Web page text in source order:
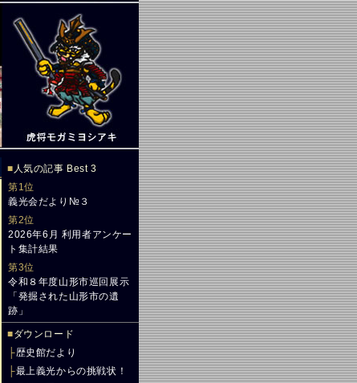
■ 人気の記事 Best 3
第1位
義光会だより№３
第2位
2026年6月 利用者アンケー
ト集計結果
第3位
令和８年度山形市巡回展示
「発掘された山形市の遺
跡」
■ダウンロード
├歴史館だより
├最上義光からの挑戦状！